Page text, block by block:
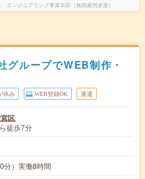
エンジニアリング事業本部（無期雇用派遣）
グループでWEB制作・
休み WEB登録OK 派遣
区
徒歩7分
分）実働8時間